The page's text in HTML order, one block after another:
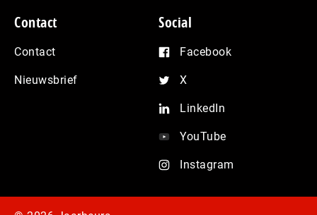
Contact
Contact
Nieuwsbrief
Social
Facebook
X
LinkedIn
YouTube
Instagram